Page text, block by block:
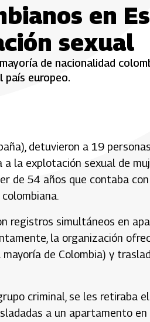
en
sexual
de nacionalidad
país europeo.
detuvieron a 19
a la explotación sexual de
de 54 años que contaba
registros simultáneos en
la organización
de Colombia) y
criminal, se les retiraba
a un apartamento